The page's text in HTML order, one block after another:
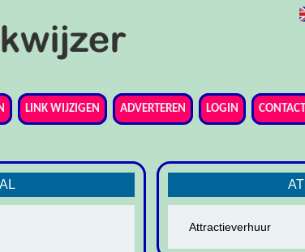
LINK WIJZIGEN ADVERTEREN LOGIN CONTACT
AL AT
Attractieverhuur